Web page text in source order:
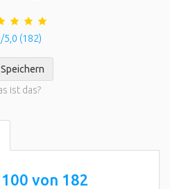
5,0 (182)
Speichern
ist das?
von 182